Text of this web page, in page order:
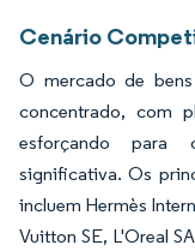
Cenário
O mercado de
concentrado, com
esforçando para
significativa. Os
incluem Hermès
Vuitton SE, L'Oreal